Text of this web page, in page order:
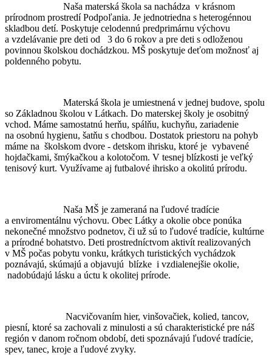
Naša materská škola sa nachádza v krásnom
prírodnom prostredí Podpoľania. Je jednotriedna s heterogénnou
skladbou detí. Poskytuje celodennú predprimárnu výchovu
a vzdelávanie pre deti od 3 do 6 rokov a pre deti s odloženou
povinnou školskou dochádzkou. MŠ poskytuje deťom možnosť aj
poldenného pobytu.
Materská škola je umiestnená v jednej budove, spolu
so Základnou školou v Látkach. Do materskej školy je osobitný
vchod. Máme samostatnú herňu, spálňu, kuchyňu, zariadenie
na osobnú hygienu, šatňu s chodbou. Dostatok priestoru na pohyb
máme na školskom dvore - detskom ihrisku, ktoré je vybavené
hojdačkami, šmýkačkou a kolotočom. V tesnej blízkosti je veľký
tenisový kurt. Využívame aj futbalové ihrisko a okolitú prírodu.
Naša MŠ je zameraná na ľudové tradície
a enviromentálnu výchovu. Obec Látky a okolie obce ponúka
nekonečné množstvo podnetov, či už sú to ľudové tradície, kultúrne
a prírodné bohatstvo. Deti prostredníctvom aktivít realizovaných
v MŠ počas pobytu vonku, krátkych turistických vychádzok
poznávajú, skúmajú a objavujú blízke i vzdialenejšie okolie,
nadobúdajú lásku a úctu k okolitej prírode.
Nacvičovaním hier, vinšovačiek, kolied, tancov,
piesní, ktoré sa zachovali z minulosti a sú charakteristické pre náš
región v danom ročnom období, deti spoznávajú ľudové tradície,
spev, tanec, kroje a ľudové zvyky.